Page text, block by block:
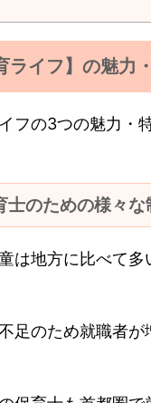
ライフ】の魅力
フの3つの魅力・
士のための様々な
は地方に比べて多
足のため就職者